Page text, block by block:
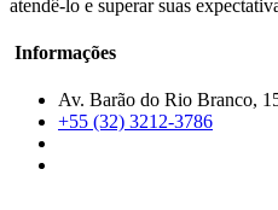
atendê-lo e superar suas
Informações
Av. Barão do Rio Branco,
+55 (32) 3212-3786